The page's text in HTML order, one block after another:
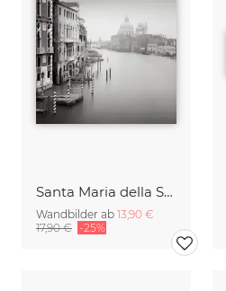
Santa Maria della Salute
Wandbilder ab 13,90 €
17,90 € -25%